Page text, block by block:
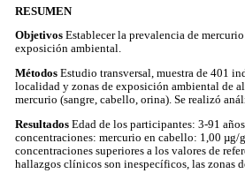
RESUMEN
Objetivos Establecer la prevalencia de
exposición ambiental.
Métodos Estudio transversal, muestra de 401
localidad y zonas de exposición ambiental de
mercurio (sangre, cabello, orina). Se realizó
Resultados Edad de los participantes: 3-91
concentraciones: mercurio en cabello: 1,00
concentraciones superiores a los valores de
hallazgos clínicos son inespecíficos, las zonas